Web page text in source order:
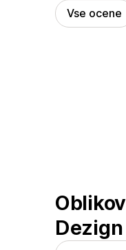
Vse ocene